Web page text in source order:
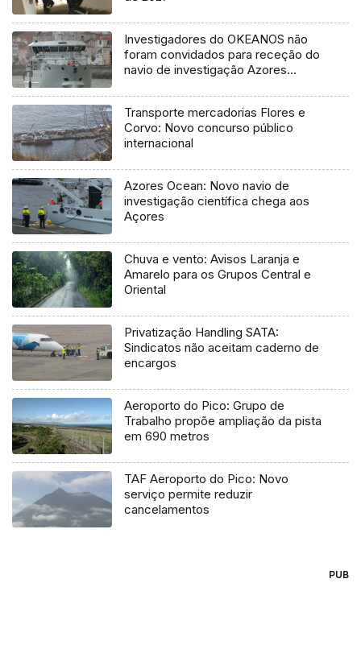
Investigadores do OKEANOS não
foram convidados para receção do
navio de investigação Azores
Transporte mercadorias Flores e
Corvo: Novo concurso público
internacional
Azores Ocean: Novo navio de
investigação científica chega aos
Açores
Chuva e vento: Avisos Laranja e
Amarelo para os Grupos Central e
Oriental
Privatização Handling SATA:
Sindicatos não aceitam caderno de
encargos
Aeroporto do Pico: Grupo de
Trabalho propõe ampliação da pista
em 690 metros
TAF Aeroporto do Pico: Novo
serviço permite reduzir
cancelamentos
PUB